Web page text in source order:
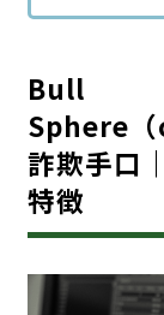
Bull
Sphere
詐欺手口
特徴